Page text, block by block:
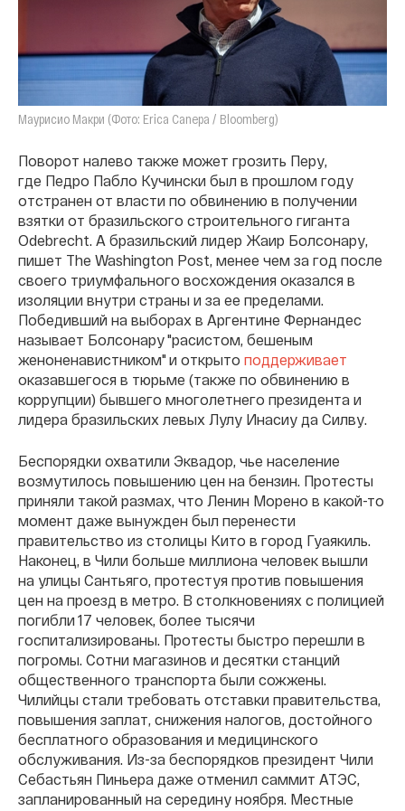
Маурисио Макри (Фото: Erica Canepa / Bloomberg)
Поворот налево также может грозить Перу,
где Педро Пабло Кучински был в прошлом году
отстранен от власти по обвинению в получении
взятки от бразильского строительного гиганта
Odebrecht. А бразильский лидер Жаир Болсонару,
пишет The Washington Post, менее чем за год после
своего триумфального восхождения оказался в
изоляции внутри страны и за ее пределами.
Победивший на выборах в Аргентине Фернандес
называет Болсонару "расистом, бешеным
женоненавистником" и открыто поддерживает
оказавшегося в тюрьме (также по обвинению в
коррупции) бывшего многолетнего президента и
лидера бразильских левых Лулу Инасиу да Силву.
Беспорядки охватили Эквадор, чье население
возмутилось повышению цен на бензин. Протесты
приняли такой размах, что Ленин Морено в какой-то
момент даже вынужден был перенести
правительство из столицы Кито в город Гуаякиль.
Наконец, в Чили больше миллиона человек вышли
на улицы Сантьяго, протестуя против повышения
цен на проезд в метро. В столкновениях с полицией
погибли 17 человек, более тысячи
госпитализированы. Протесты быстро перешли в
погромы. Сотни магазинов и десятки станций
общественного транспорта были сожжены.
Чилийцы стали требовать отставки правительства,
повышения заплат, снижения налогов, достойного
бесплатного образования и медицинского
обслуживания. Из-за беспорядков президент Чили
Себастьян Пиньера даже отменил саммит АТЭС,
запланированный на середину ноября. Местные